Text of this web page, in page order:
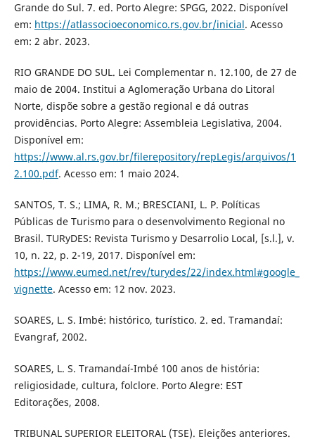
Grande do Sul. 7. ed. Porto Alegre: SPGG, 2022. Disponível
em: https://atlassocioeconomico.rs.gov.br/inicial. Acesso
em: 2 abr. 2023.
RIO GRANDE DO SUL. Lei Complementar n. 12.100, de 27 de
maio de 2004. Institui a Aglomeração Urbana do Litoral
Norte, dispõe sobre a gestão regional e dá outras
providências. Porto Alegre: Assembleia Legislativa, 2004.
Disponível em:
https://www.al.rs.gov.br/filerepository/repLegis/arquivos/1
2.100.pdf. Acesso em: 1 maio 2024.
SANTOS, T. S.; LIMA, R. M.; BRESCIANI, L. P. Políticas
Públicas de Turismo para o desenvolvimento Regional no
Brasil. TURyDES: Revista Turismo y Desarrolio Local, [s.l.], v.
10, n. 22, p. 2-19, 2017. Disponível em:
https://www.eumed.net/rev/turydes/22/index.html#google_
vignette. Acesso em: 12 nov. 2023.
SOARES, L. S. Imbé: histórico, turístico. 2. ed. Tramandaí:
Evangraf, 2002.
SOARES, L. S. Tramandaí-Imbé 100 anos de história:
religiosidade, cultura, folclore. Porto Alegre: EST
Editorações, 2008.
TRIBUNAL SUPERIOR ELEITORAL (TSE). Eleições anteriores.